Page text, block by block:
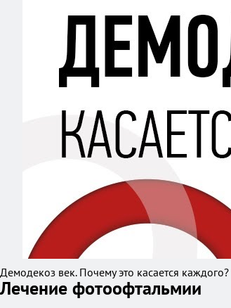
Демодекоз век. Почему это касается каждого?
Лечение фотоофтальмии